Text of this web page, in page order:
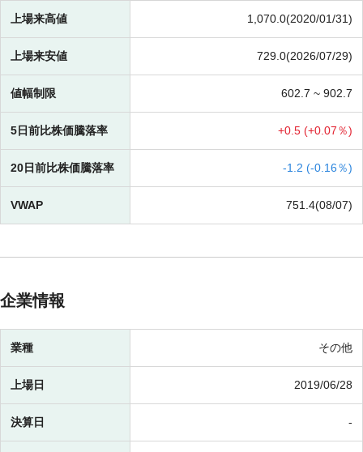
上場来高値 1,070.0(2020/01/31)
上場来安値 729.0(2026/07/29)
値幅制限 602.7 ~ 902.7
5日前比株価騰落率 +0.5 (+0.07％)
20日前比株価騰落率 -1.2 (-0.16％)
VWAP 751.4(08/07)
企業情報
業種 その他
上場日 2019/06/28
決算日 -